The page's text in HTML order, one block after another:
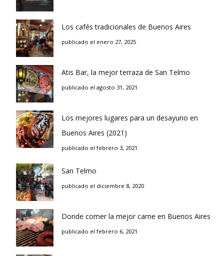
Los cafés tradicionales de Buenos Aires
publicado el enero 27, 2025
Atis Bar, la mejor terraza de San Telmo
publicado el agosto 31, 2021
Los mejores lugares para un desayuno en
Buenos Aires (2021)
publicado el febrero 3, 2021
San Telmo
publicado el diciembre 8, 2020
Donde comer la mejor carne en Buenos Aires
publicado el febrero 6, 2021